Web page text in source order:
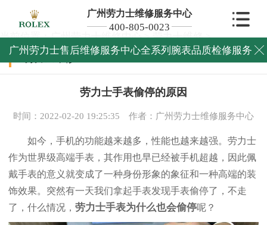
广州劳力士维修服务中心
400-805-0023
广州劳力士售后维修服务中心全系列腕表品质检修服务 
当前位置：广州劳力士维修中心>劳力士维修>
劳力士维修
劳力士手表偷停的原因
时间：2022-02-20 19:25:35 作者：广州劳力士维修服务中心
如今，手机的功能越来越多，性能也越来越强。劳力士
作为世界级高端手表，其作用也早已经被手机超越，因此佩
戴手表的意义就变成了一种身份形象的象征和一种高端的装
饰效果。突然有一天我们拿起手表发现手表偷停了，不走
了，什么情况， 劳力士手表为什么也会偷停呢？